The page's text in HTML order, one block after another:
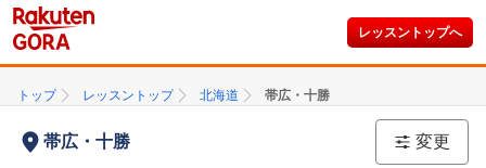
レッスントップへ
トップ レッスントップ 北海道 帯広・十勝
帯広・十勝 変更